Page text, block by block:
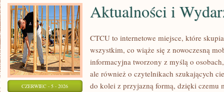
CZERWIEC - 5 - 2026
Aktualności i
CTCU to internetowe miejsce, które
wszystkim, co wiąże się z nowoczesną
informacyjna tworzony z myślą o
ale również o czytelnikach szukających
do kolei z przyjazną formą, dzięki czemu